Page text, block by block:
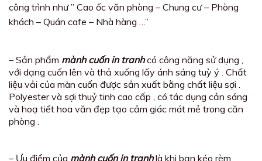
công trình như ” Cao ốc văn phòng – Chung cư – Phòng
khách – Quán cafe – Nhà hàng …”
– Sản phẩm mành cuốn in tranhcó công năng sử dụng ,
với dạng cuốn lên và thả xuống lấy ánh sáng tuỳ ý . Chất
liệu vải của màn cuốn được sản xuất bằng chất liệu sợi .
Polyester và sợi thuỷ tinh cao cấp , có tác dụng cản sáng
và hoạ tiết hoa văn đẹp tạo cảm giác mát mẻ trong căn
phòng .
– Ưu điểm của mành cuốn in tranhlà khi bạn kéo rèm